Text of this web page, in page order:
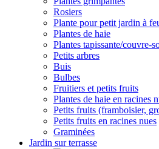
Rosiers
Plante pour petit jardin à
Plantes de haie
Plantes tapissante/couvre-
Petits arbres
Buis
Bulbes
Fruitiers et petits fruits
Plantes de haie en racines
Petits fruits (framboisier,
Petits fruits en racines nues
Graminées
Jardin sur terrasse